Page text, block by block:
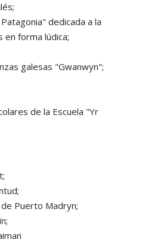
dedicada a la
en forma lúdica;
galesas "Gwanwyn";
de la Escuela "Yr
Puerto Madryn;